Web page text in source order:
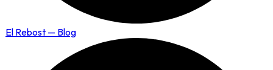
El Rebost — Blog